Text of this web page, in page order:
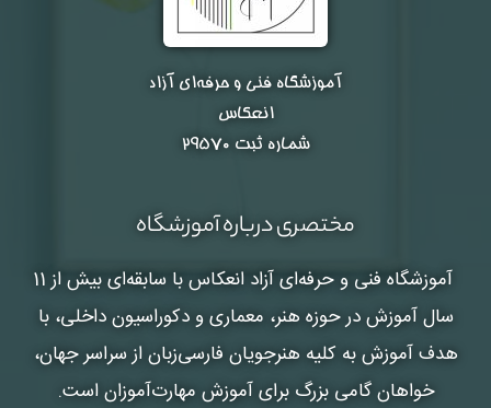
آموزشگاه فنی و حرفه‌ای آزاد
انعکاس
شماره ثبت ۲۹۵۷۰
مختصری درباره آموزشگاه
آموزشگاه فنی و حرفه‌ای آزاد انعکاس
با سابقه‌ای بیش از 11
سال آموزش در حوزه هنر، معماری و دکوراسیون داخلی، با
هدف آموزش به کلیه هنرجویان فارسی‌زبان از سراسر جهان،
خواهان گامی بزرگ برای آموزش مهارت‌آموزان است.